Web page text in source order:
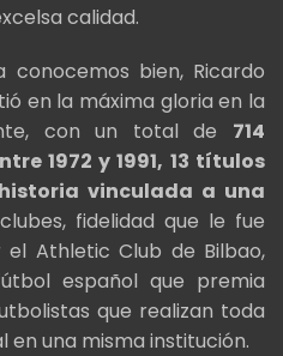
calidad.
bien, Ricardo
en la máxima gloria en la
con un total de 714
1972 y 1991, 13 títulos
vinculada a una
fidelidad que le fue
Athletic Club de Bilbao,
español que premia
que realizan toda
una misma institución.